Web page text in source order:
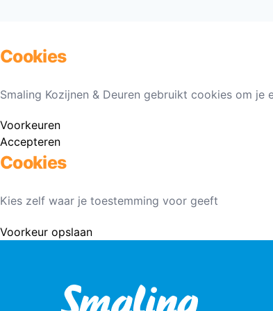
Cookies
Smaling Kozijnen & Deuren gebruikt cookies om
Voorkeuren
Accepteren
Cookies
Kies zelf waar je toestemming voor geeft
Voorkeur opslaan